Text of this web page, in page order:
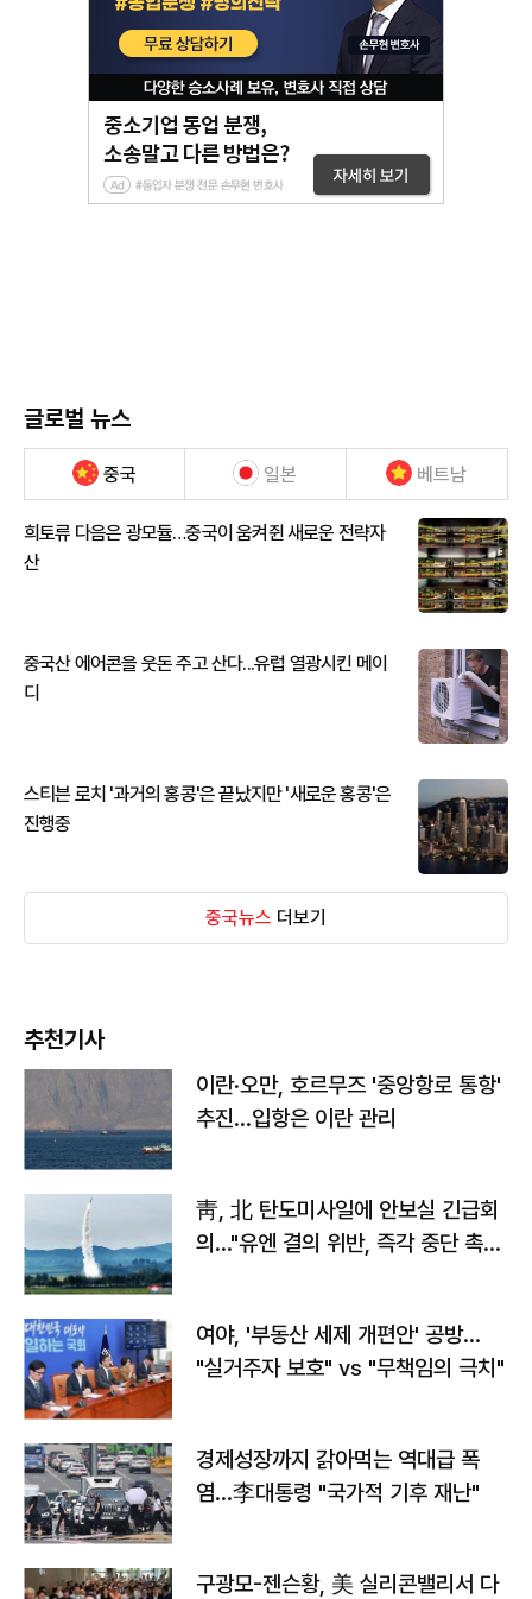
글로벌 뉴스
중국 일본 베트남
희토류 다음은 광모듈…중국이 움켜쥔 새로운 전략자
산
중국산 에어콘을 웃돈 주고 산다...유럽 열광시킨 메이
디
스티븐 로치 '과거의 홍콩'은 끝났지만 '새로운 홍콩'은
진행중
중국뉴스 더보기
추천기사
이란·오만, 호르무즈 '중앙항로 통항'
추진…입항은 이란 관리
靑, 北 탄도미사일에 안보실 긴급회
의…"유엔 결의 위반, 즉각 중단 촉
여야, '부동산 세제 개편안' 공방…
"실거주자 보호" vs "무책임의 극치"
경제성장까지 갉아먹는 역대급 폭
염…李대통령 "국가적 기후 재난"
구광모-젠슨황, 美 실리콘밸리서 다